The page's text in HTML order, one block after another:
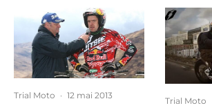
Trial Moto · 12 mai 2013
Trial Moto